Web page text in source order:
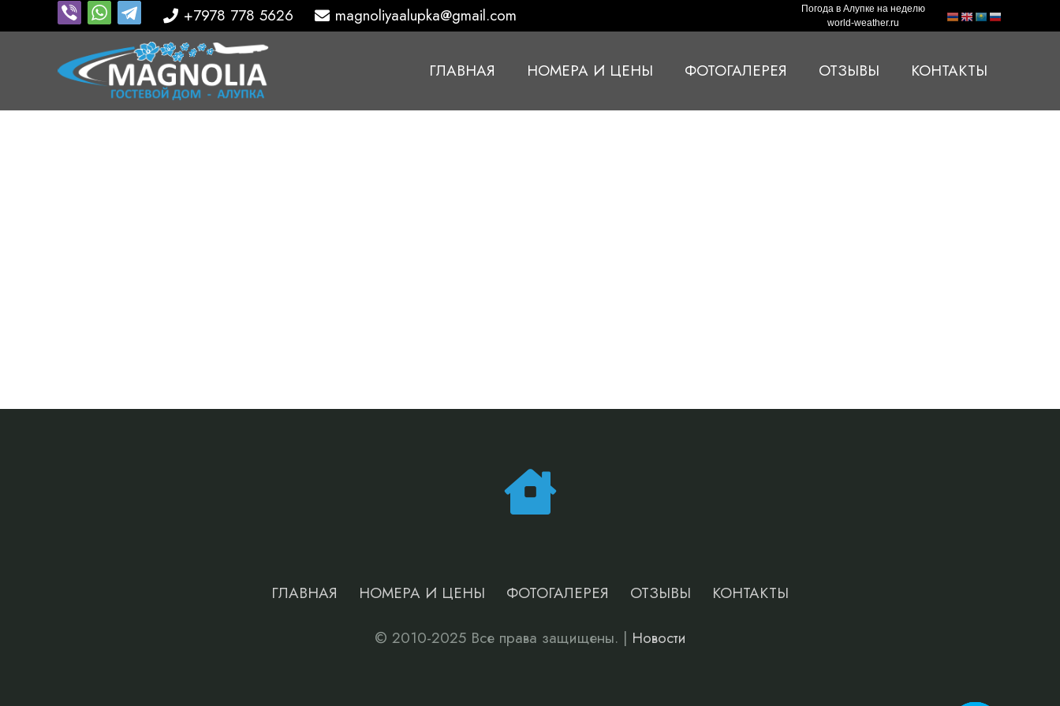
+7978 778 5626 magnoliyaalupka@gmail.com
Погода в Алупке на неделю
world-weather.ru
ГЛАВНАЯ НОМЕРА И ЦЕНЫ ФОТОГАЛЕРЕЯ ОТЗЫВЫ КОНТАКТЫ
ГЛАВНАЯ НОМЕРА И ЦЕНЫ ФОТОГАЛЕРЕЯ ОТЗЫВЫ КОНТАКТЫ
© 2010-2025 Все права защищены. | Новости